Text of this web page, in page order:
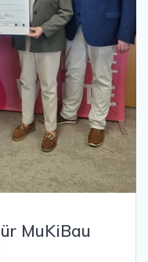
MuKiBau